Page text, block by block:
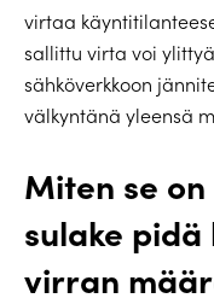
virtaa
sallittu virta voi
sähköverkkoon
välkyntänä yleensä
Miten se
sulake
virran